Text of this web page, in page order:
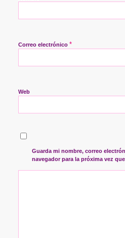
Correo electrónico *
Web
Guarda mi nombre, correo
navegador para la próxima vez